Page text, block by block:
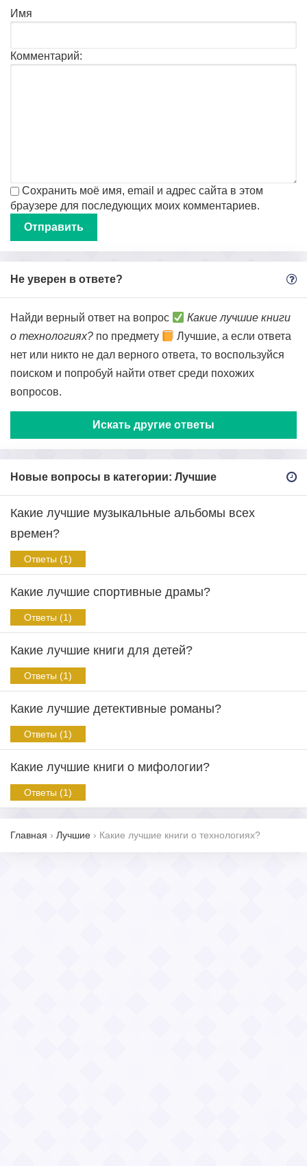
Имя
Комментарий:
Сохранить моё имя, email и адрес сайта в этом
браузере для последующих моих комментариев.
Не уверен в ответе?
Найди верный ответ на вопрос
Какие лучшие книги
о технологиях? по предмету
Лучшие, а если ответа
нет или никто не дал верного ответа, то воспользуйся
поиском и попробуй найти ответ среди похожих
вопросов.
Искать другие ответы
Новые вопросы в категории: Лучшие
Какие лучшие музыкальные альбомы всех
времен?
Ответы (1)
Какие лучшие спортивные драмы?
Ответы (1)
Какие лучшие книги для детей?
Ответы (1)
Какие лучшие детективные романы?
Ответы (1)
Какие лучшие книги о мифологии?
Ответы (1)
Главная › Лучшие › Какие лучшие книги о технологиях?